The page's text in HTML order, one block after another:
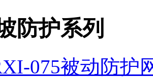
防护系列
075被动防护